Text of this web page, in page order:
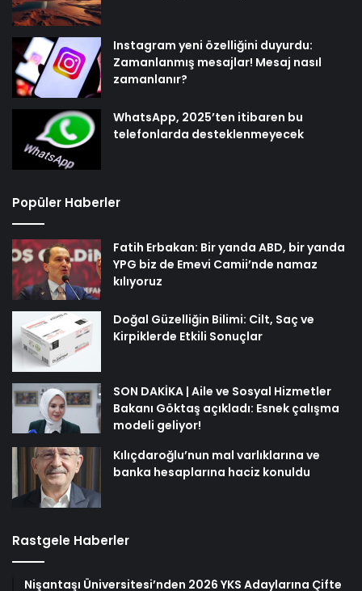
Instagram yeni özelliğini duyurdu:
Zamanlanmış mesajlar! Mesaj nasıl
zamanlanır?
WhatsApp, 2025’ten itibaren bu
telefonlarda desteklenmeyecek
Popüler Haberler
Fatih Erbakan: Bir yanda ABD, bir yanda
YPG biz de Emevi Camii’nde namaz
kılıyoruz
Doğal Güzelliğin Bilimi: Cilt, Saç ve
Kirpiklerde Etkili Sonuçlar
SON DAKİKA | Aile ve Sosyal Hizmetler
Bakanı Göktaş açıkladı: Esnek çalışma
modeli geliyor!
Kılıçdaroğlu’nun mal varlıklarına ve
banka hesaplarına haciz konuldu
Rastgele Haberler
Nişantaşı Üniversitesi’nden 2026 YKS Adaylarına Çifte